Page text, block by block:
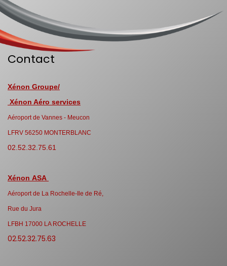
Contact
Xénon Groupe/
Xénon Aéro services
Aéroport de Vannes - Meucon
LFRV 56250 MONTERBLANC
02.52.32.75.61
Xénon ASA
Aéroport de La Rochelle-Ile de Ré,
Rue du Jura
LFBH 17000 LA ROCHELLE
02.52.32.75.63